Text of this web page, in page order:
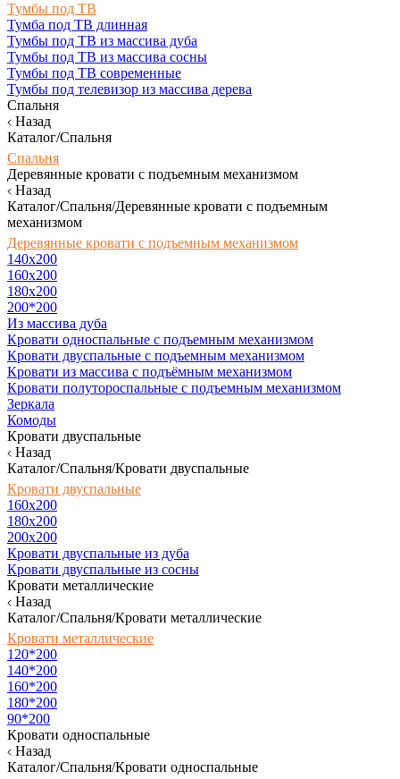
Тумбы под ТВ
Тумба под ТВ длинная
Тумбы под ТВ из массива дуба
Тумбы под ТВ из массива сосны
Тумбы под ТВ современные
Тумбы под телевизор из массива дерева
Спальня
Назад
Каталог/Спальня
Спальня
Деревянные кровати с подъемным механизмом
Назад
Каталог/Спальня/Деревянные кровати с подъемным
механизмом
Деревянные кровати с подъемным механизмом
140x200
160х200
180х200
200*200
Из массива дуба
Кровати односпальные с подъемным механизмом
Кровати двуспальные с подъемным механизмом
Кровати из массива с подъёмным механизмом
Кровати полутороспальные с подъемным механизмом
Зеркала
Комоды
Кровати двуспальные
Назад
Каталог/Спальня/Кровати двуспальные
Кровати двуспальные
160х200
180x200
200x200
Кровати двуспальные из дуба
Кровати двуспальные из сосны
Кровати металлические
Назад
Каталог/Спальня/Кровати металлические
Кровати металлические
120*200
140*200
160*200
180*200
90*200
Кровати односпальные
Назад
Каталог/Спальня/Кровати односпальные